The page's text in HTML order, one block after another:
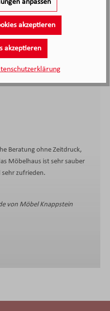
Kunden haben unseren Service
bewertet
4.4
Beratung ohne Zeitdruck,
Möbelhaus ist sehr sauber
zufrieden.
von Möbel Knappstein
anpassen
akzeptieren
akzeptieren